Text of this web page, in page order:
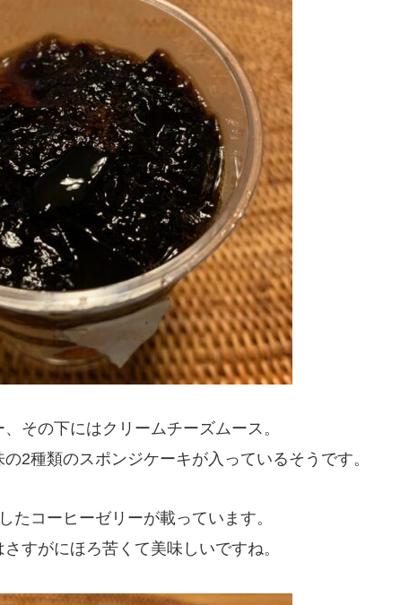
、その下にはクリームチーズムース。
2種類のスポンジケーキが入っているそうです。
たコーヒーゼリーが載っています。
すがにほろ苦くて美味しいですね。